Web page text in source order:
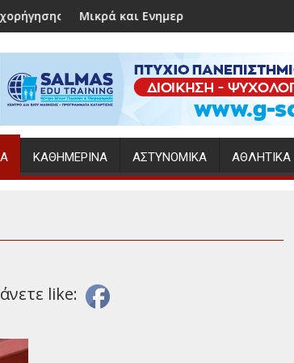
γέννησης
και Ενημερωτικά
ΚΑΘΗΜΕΡΙΝΆ ΑΣΤΥΝΟΜΙΚΆ ΑΘΛΗΤΙΚΆ
like: